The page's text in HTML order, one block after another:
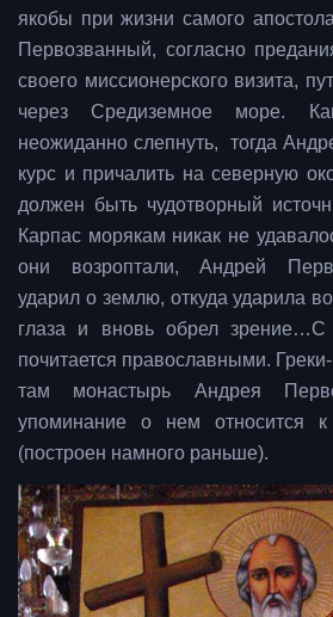
якобы при жизни самого
Первозванный, согласно
своего миссионерского визита,
через Средиземное море.
неожиданно слепнуть, тогда
курс и причалить на северную
должен быть чудотворный
Карпас морякам никак не
они возроптали, Андрей
ударил о землю, откуда ударила
глаза и вновь обрел зрение…С
почитается православными.
там монастырь Андрея
упоминание о нем относится к
(построен намного раньше).